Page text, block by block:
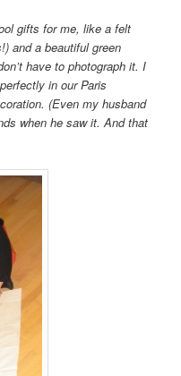
gifts for me, like a felt
and a beautiful green
have to photograph it. I
in our Paris
(Even my husband
when he saw it. And that